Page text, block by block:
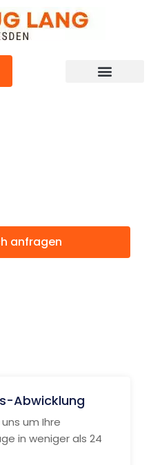
anfragen
Abwicklung
um Ihre
in weniger als 24